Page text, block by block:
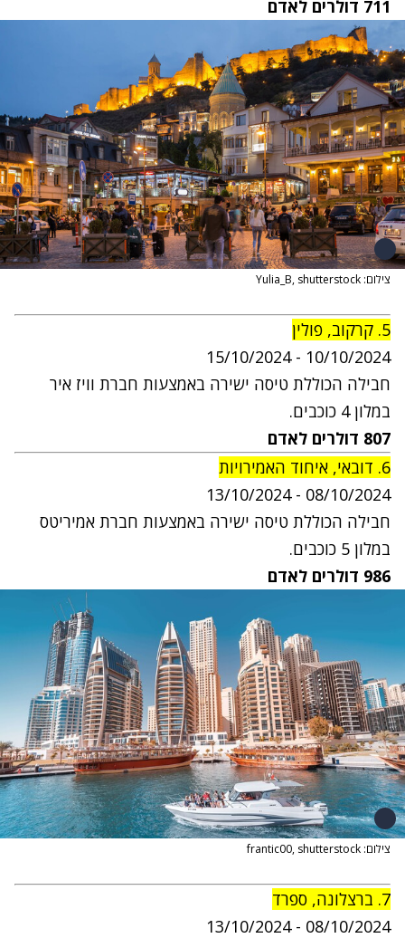
711 דולרים לאדם
צילום: Yulia_B, shutterstock
5. קרקוב, פולין
10/10/2024 - 1
5/10/2024
חבילה הכוללת טיסה ישירה באמצעות חברת וויז איר
במלון 4 כוכבים.
807 דולרים לאדם
6. דובאי, איחוד האמירויות
08/10/2024 - 1
3/10/2024
חבילה הכוללת טיסה ישירה באמצעות חברת אמיריטס
במלון 5 כוכבים.
986 דולרים לאדם
צילום: frantic00, shutterstock
7. ברצלונה, ספרד
08/10/2024 -
13/10/2024